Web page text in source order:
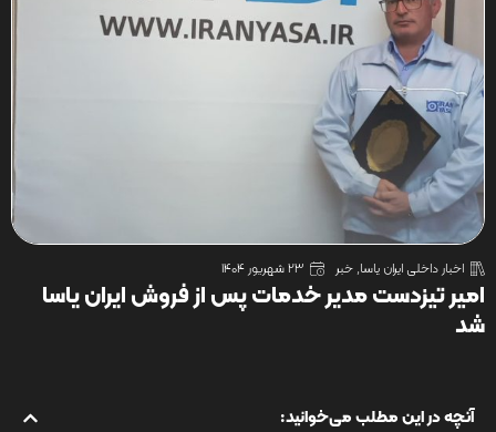
اخبار داخلی ایران یاسا,خبر 23 شهریور 1404
امیر تیزدست مدیر خدمات پس از فروش ایران یاسا
شد
آنچه در این مطلب می‌خوانید: